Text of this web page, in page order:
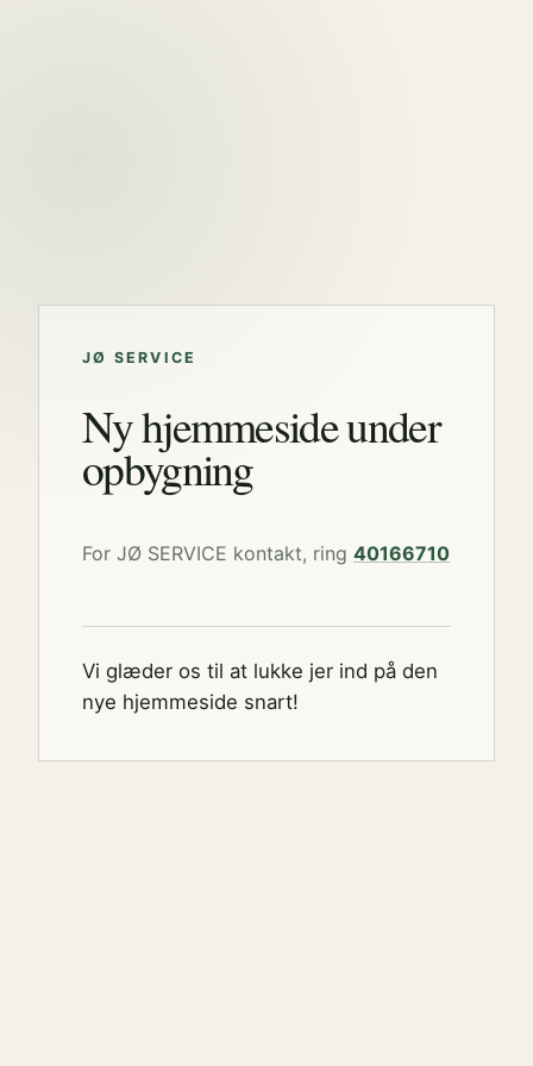
JØ SERVICE
Ny hjemmeside under
opbygning
For JØ SERVICE kontakt, ring 40166710
Vi glæder os til at lukke jer ind på den
nye hjemmeside snart!